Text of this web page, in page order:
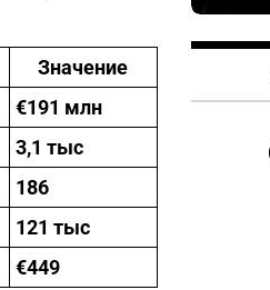
Значение
€191 млн
3,1 тыс
186
121 тыс
€449